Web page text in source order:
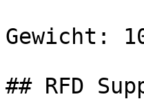
Gewicht:
## RFD